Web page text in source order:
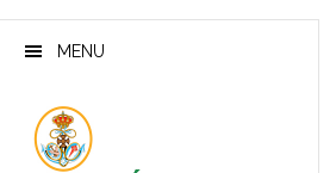
MENU